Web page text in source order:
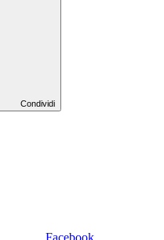
Condividi
Facebook